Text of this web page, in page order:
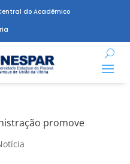
do Acadêmico
promove